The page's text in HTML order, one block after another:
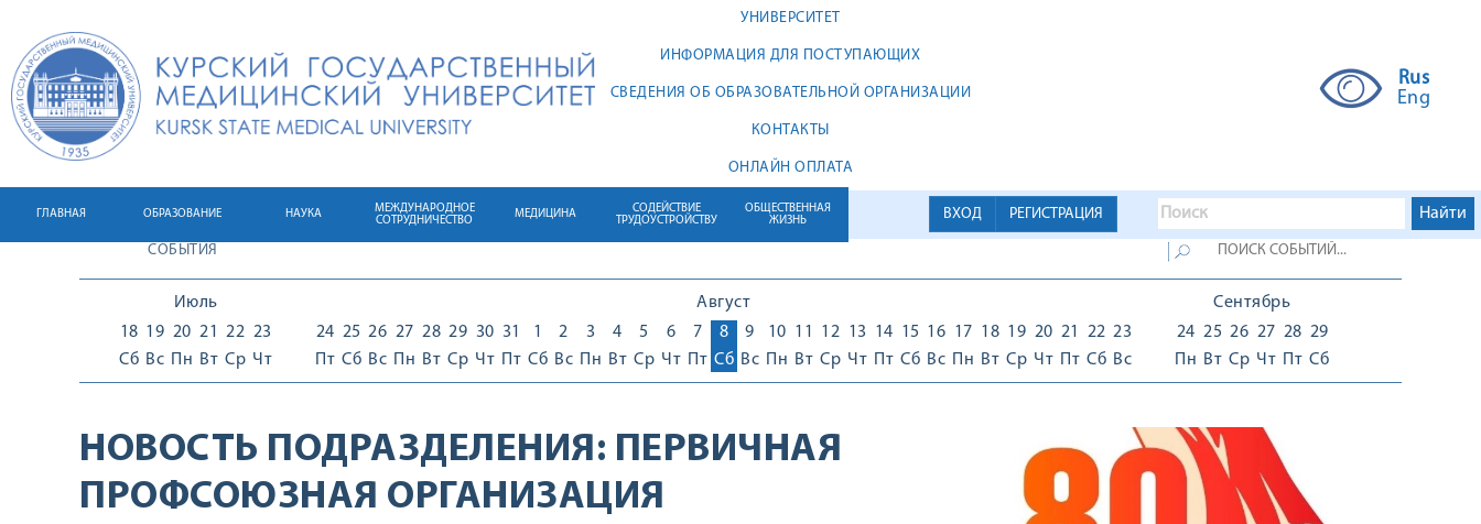
УНИВЕРСИТЕТ
ИНФОРМАЦИЯ ДЛЯ ПОСТУПАЮЩИХ
СВЕДЕНИЯ ОБ ОБРАЗОВАТЕЛЬНОЙ ОРГАНИЗАЦИИ
КОНТАКТЫ
ОНЛАЙН ОПЛАТА
Rus
Eng
ВХОД РЕГИСТРАЦИЯ
ГЛАВНАЯ ОБРАЗОВАНИЕ НАУКА
МЕЖДУНАРОДНОЕ
СОТРУДНИЧЕСТВО
МЕДИЦИНА
СОДЕЙСТВИЕ
ТРУДОУСТРОЙСТВУ
ОБЩЕСТВЕННАЯ
ЖИЗНЬ
СОБЫТИЯ
Июль
18
Сб
19
Вс
20
Пн
21
Вт
22
Ср
23
Чт
Август
24
Пт
25
Сб
26
Вс
27
Пн
28
Вт
29
Ср
30
Чт
31
Пт
1
Сб
2
Вс
3
Пн
4
Вт
5
Ср
6
Чт
7
Пт
8
Сб
9
Вс
10
Пн
11
Вт
12
Ср
13
Чт
14
Пт
15
Сб
16
Вс
17
Пн
18
Вт
19
Ср
20
Чт
21
Пт
22
Сб
23
Вс
Сентябрь
24
Пн
25
Вт
26
Ср
27
Чт
28
Пт
29
Сб
НОВОСТЬ ПОДРАЗДЕЛЕНИЯ: ПЕРВИЧНАЯ
ПРОФСОЮЗНАЯ ОРГАНИЗАЦИЯ